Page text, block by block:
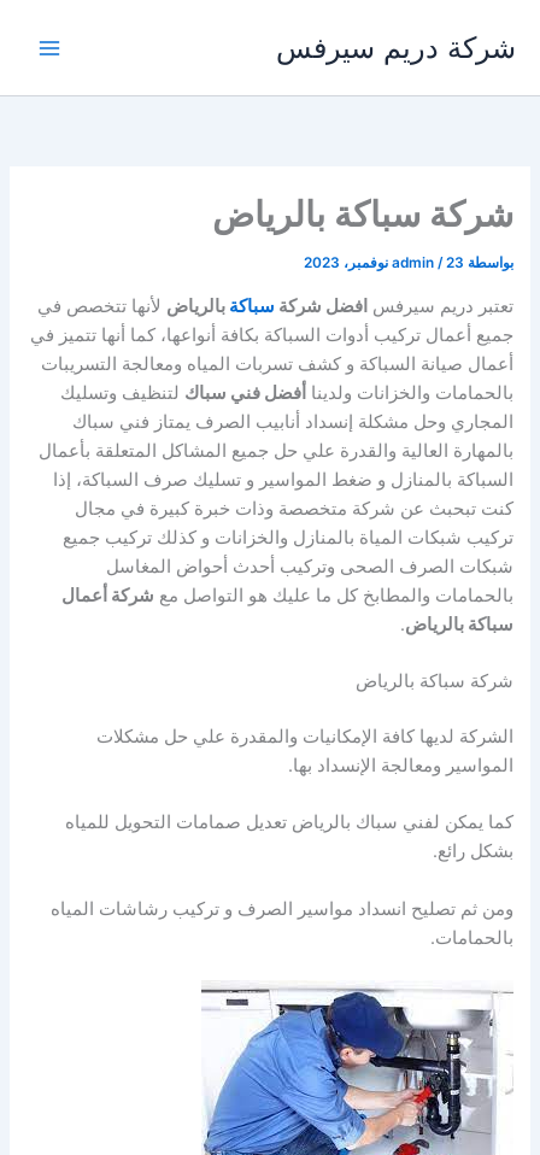
المحتوى
شركة دريم سيرفس
شركة سباكة بالرياض
بواسطة admin /23 نوفمبر، 2023
تعتبر دريم سيرفس افضل شركة سباكة بالرياض لأنها تتخصص في
جميع أعمال تركيب أدوات السباكة بكافة أنواعها، كما أنها تتميز في
أعمال صيانة السباكة و كشف تسربات المياه ومعالجة التسريبات
بالحمامات والخزانات ولدينا أفضل فني سباك لتنظيف وتسليك
المجاري وحل مشكلة إنسداد أنابيب الصرف يمتاز فني سباك
بالمهارة العالية والقدرة علي حل جميع المشاكل المتعلقة بأعمال
السباكة بالمنازل و ضغط المواسير و تسليك صرف السباكة، إذا
كنت تبحبث عن شركة متخصصة وذات خبرة كبيرة في مجال
تركيب شبكات المياة بالمنازل والخزانات و كذلك تركيب جميع
شبكات الصرف الصحى وتركيب أحدث أحواض المغاسل
بالحمامات والمطابخ كل ما عليك هو التواصل مع شركة أعمال
سباكة بالرياض.
شركة سباكة بالرياض
الشركة لديها كافة الإمكانيات والمقدرة علي حل مشكلات
المواسير ومعالجة الإنسداد بها.
كما يمكن لفني سباك بالرياض تعديل صمامات التحويل للمياه
بشكل رائع.
ومن ثم تصليح انسداد مواسير الصرف و تركيب رشاشات المياه
بالحمامات.